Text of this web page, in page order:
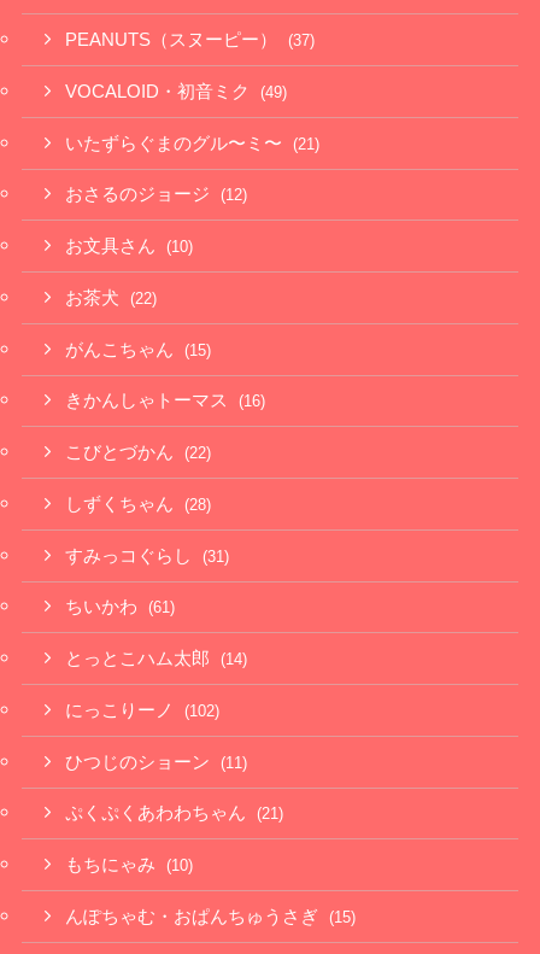
PEANUTS（スヌーピー） (37)
VOCALOID・初音ミク (49)
いたずらぐまのグル〜ミ〜 (21)
おさるのジョージ (12)
お文具さん (10)
お茶犬 (22)
がんこちゃん (15)
きかんしゃトーマス (16)
こびとづかん (22)
しずくちゃん (28)
すみっコぐらし (31)
ちいかわ (61)
とっとこハム太郎 (14)
にっこりーノ (102)
ひつじのショーン (11)
ぷくぷくあわわちゃん (21)
もちにゃみ (10)
んぽちゃむ・おぱんちゅうさぎ (15)